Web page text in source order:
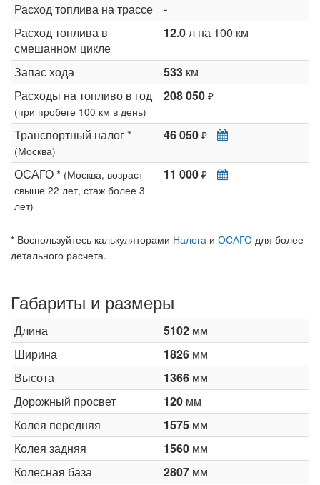
Расход топлива на трассе
-
Расход топлива в
смешанном цикле
12.0л на 100 км
Запас хода 533 км
Расходы на топливо в год
(при пробеге 100 км в день)
208 050 ₽
Транспортный налог *
(Москва)
46 050 ₽
ОСАГО * (Москва, возраст
свыше 22 лет, стаж более 3
лет)
11 000 ₽
* Воспользуйтесь калькуляторами Налога и ОСАГО для более
детального расчета.
Габариты и размеры
Длина 5102 мм
Ширина
1826 мм
Высота
1366 мм
Дорожный просвет
120 мм
Колея передняя
1575 мм
Колея задняя
1560 мм
Колесная база
2807 мм